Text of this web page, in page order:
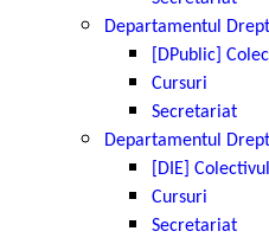
Departamentul
[DPublic]
Cursuri
Secretariat
Departamentul
[DIE]
Cursuri
Secretariat